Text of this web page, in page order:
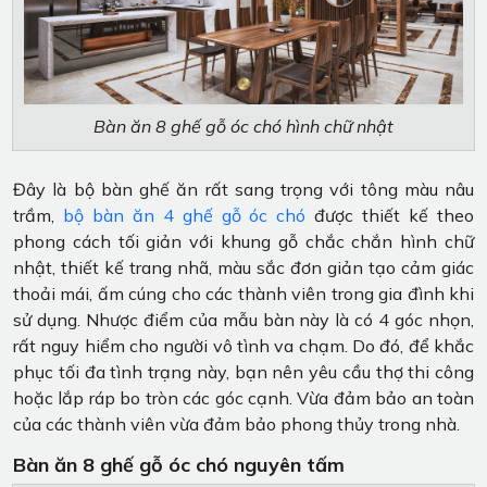
Bàn ăn 8 ghế gỗ óc chó hình chữ nhật
Đây là bộ bàn ghế ăn rất sang trọng với tông màu nâu
trầm, bộ bàn ăn 4 ghế gỗ óc chó được thiết kế theo
phong cách tối giản với khung gỗ chắc chắn hình chữ
nhật, thiết kế trang nhã, màu sắc đơn giản tạo cảm giác
thoải mái, ấm cúng cho các thành viên trong gia đình khi
sử dụng. Nhược điểm của mẫu bàn này là có 4 góc nhọn,
rất nguy hiểm cho người vô tình va chạm. Do đó, để khắc
phục tối đa tình trạng này, bạn nên yêu cầu thợ thi công
hoặc lắp ráp bo tròn các góc cạnh. Vừa đảm bảo an toàn
của các thành viên vừa đảm bảo phong thủy trong nhà.
Bàn ăn 8 ghế gỗ óc chó nguyên tấm